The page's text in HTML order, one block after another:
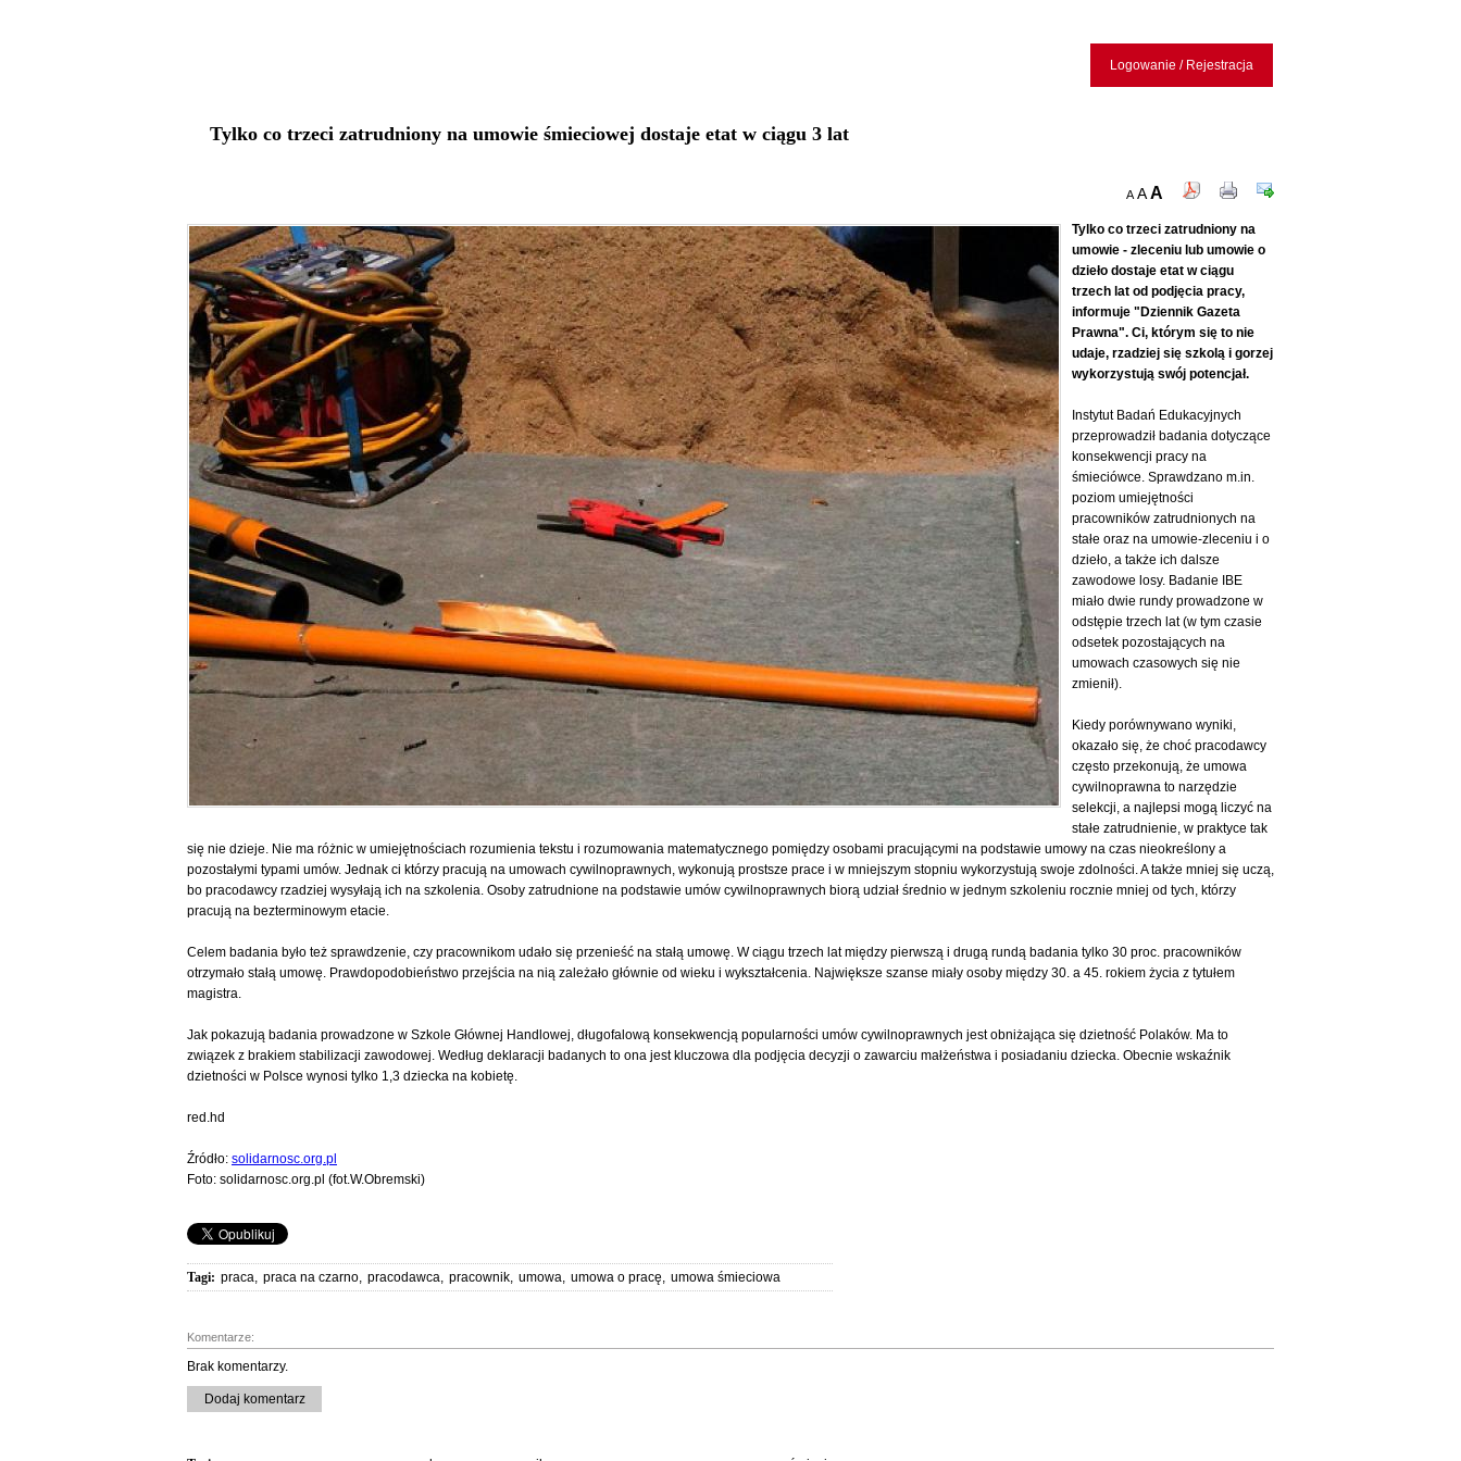
Logowanie / Rejestracja
Tylko co trzeci zatrudniony na umowie śmieciowej dostaje etat w ciągu 3 lat
A AA
Tylko co trzeci zatrudniony na
umowie - zleceniu lub umowie o
dzieło dostaje etat w ciągu
trzech lat od podjęcia pracy,
informuje "Dziennik Gazeta
Prawna". Ci, którym się to nie
udaje, rzadziej się szkolą i gorzej
wykorzystują swój potencjał.
Instytut Badań Edukacyjnych
przeprowadził badania dotyczące
konsekwencji pracy na
śmieciówce. Sprawdzano m.in.
poziom umiejętności
pracowników zatrudnionych na
stałe oraz na umowie-zleceniu i o
dzieło, a także ich dalsze
zawodowe losy. Badanie IBE
miało dwie rundy prowadzone w
odstępie trzech lat (w tym czasie
odsetek pozostających na
umowach czasowych się nie
zmienił).
Kiedy porównywano wyniki,
okazało się, że choć pracodawcy
często przekonują, że umowa
cywilnoprawna to narzędzie
selekcji, a najlepsi mogą liczyć na
stałe zatrudnienie, w praktyce tak
się nie dzieje. Nie ma różnic w umiejętnościach rozumienia tekstu i rozumowania matematycznego pomiędzy osobami pracującymi na podstawie umowy na czas nieokreślony a
pozostałymi typami umów. Jednak ci którzy pracują na umowach cywilnoprawnych, wykonują prostsze prace i w mniejszym stopniu wykorzystują swoje zdolności. A także mniej się uczą,
bo pracodawcy rzadziej wysyłają ich na szkolenia. Osoby zatrudnione na podstawie umów cywilnoprawnych biorą udział średnio w jednym szkoleniu rocznie mniej od tych, którzy
pracują na bezterminowym etacie.
Celem badania było też sprawdzenie, czy pracownikom udało się przenieść na stałą umowę. W ciągu trzech lat między pierwszą i drugą rundą badania tylko 30 proc. pracowników
otrzymało stałą umowę. Prawdopodobieństwo przejścia na nią zależało głównie od wieku i wykształcenia. Największe szanse miały osoby między 30. a 45. rokiem życia z tytułem
magistra.
Jak pokazują badania prowadzone w Szkole Głównej Handlowej, długofalową konsekwencją popularności umów cywilnoprawnych jest obniżająca się dzietność Polaków. Ma to
związek z brakiem stabilizacji zawodowej. Według deklaracji badanych to ona jest kluczowa dla podjęcia decyzji o zawarciu małżeństwa i posiadaniu dziecka. Obecnie wskaźnik
dzietności w Polsce wynosi tylko 1,3 dziecka na kobietę.
red.hd
Źródło: solidarnosc.org.pl
Foto: solidarnosc.org.pl (fot.W.Obremski)
Tagi: praca, praca na czarno, pracodawca, pracownik, umowa, umowa o pracę, umowa śmieciowa
Komentarze:
Brak komentarzy.
Dodaj komentarz